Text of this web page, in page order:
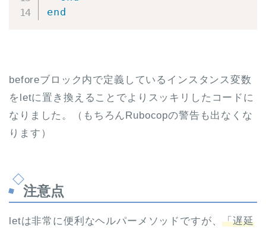
end
beforeブロック内で定義しているインスタンス変数
をletに置き換えることでよりスッキリしたコードに
なりました。（もちろんRubocopの警告も出なくな
ります）
注意点
letは非常に便利なヘルパーメソッドですが、「遅延